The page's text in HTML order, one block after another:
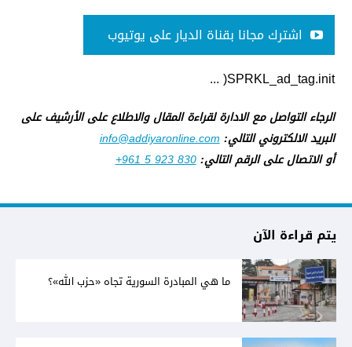
اشترك مجانا بقناة الديار على يوتيوب
SPRKL_ad_tag.init( ...
الرجاء التواصل مع الادارة لقراءة المقال والاطلاع على الأرشيف على
البريد الالكتروني التالي:info@addiyaronline.com
أو الاتصال على الرقم التالي:+961 5 923 830
يتم قراءة الآن
ما هي المبادرة السورية تجاه «حزب الله»؟